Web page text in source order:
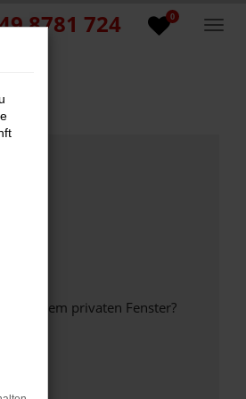
0
8781 724
in einem privaten Fenster?